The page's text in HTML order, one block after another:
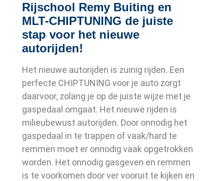
Rijschool Remy Buiting en
MLT-CHIPTUNING de juiste
stap voor het nieuwe
autorijden!
Het nieuwe autorijden is zuinig rijden. Een
perfecte CHIPTUNING voor je auto zorgt
daarvoor, zolang je op de juiste wijze met je
gaspedaal omgaat. Het nieuwe rijden is
milieubewust autorijden. Door onnodig het
gaspedaal in te trappen of vaak/hard te
remmen moet er onnodig vaak opgetrokken
worden. Het onnodig gasgeven en remmen
is te voorkomen door ver vooruit te kijken en